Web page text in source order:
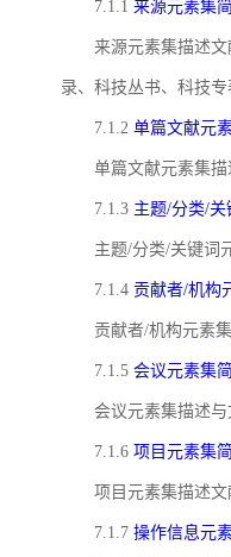
7.1.1 来源元素集
来源元素集描述
录、科技丛书、科技
7.1.2 单篇文献元
单篇文献元素集
7.1.3 主题/分类/
主题/分类/关键词
7.1.4 贡献者/机构
贡献者/机构元素
7.1.5 会议元素集
会议元素集描述
7.1.6 项目元素集
项目元素集描述
7.1.7 操作信息元